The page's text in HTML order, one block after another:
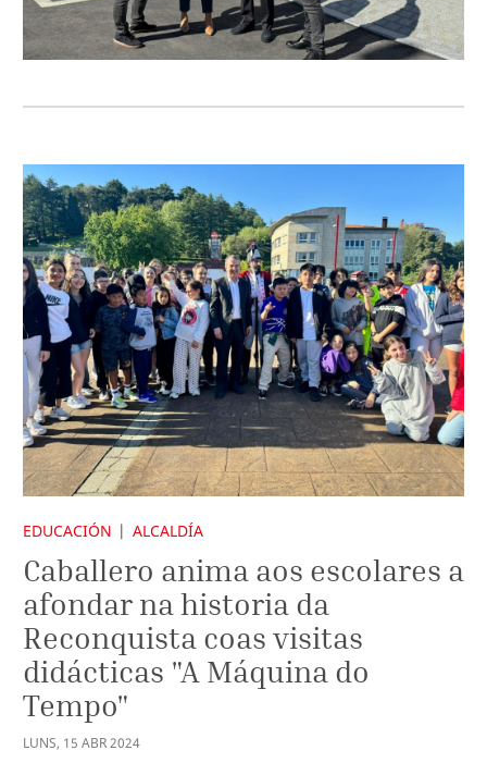
EDUCACIÓN ALCALDÍA
Caballero anima aos escolares a
afondar na historia da
Reconquista coas visitas
didácticas "A Máquina do
Tempo"
LUNS, 15 ABR2024